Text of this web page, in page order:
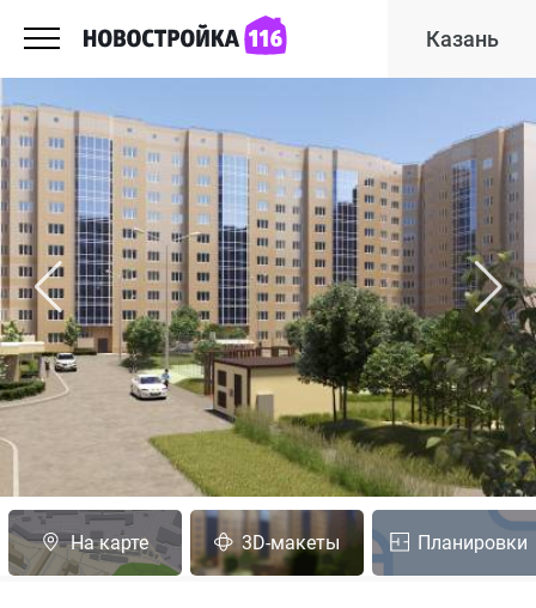
Казань
На карте 3D-макеты Планировки